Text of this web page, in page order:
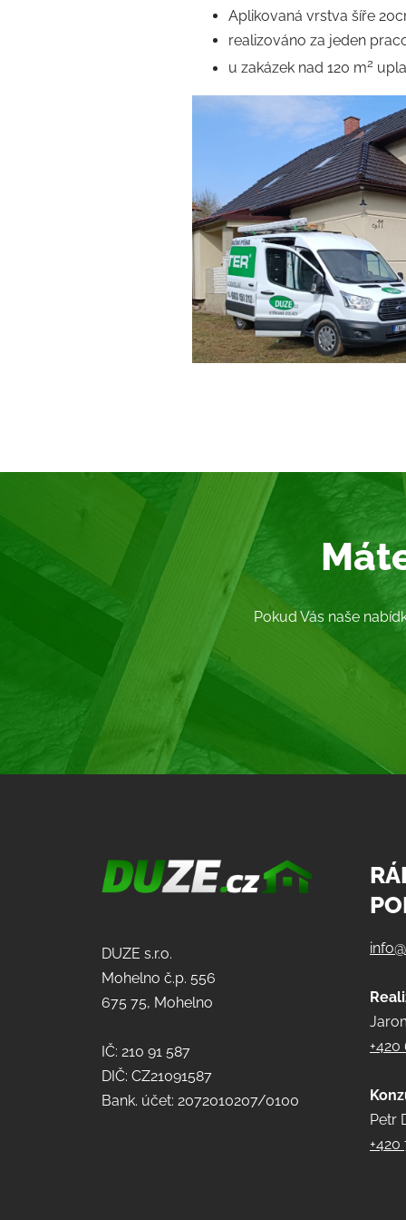
Aplikovaná vrstva šíře
realizováno za jeden
u zakázek nad 120 m2
Pokud Vás naše
DUZE s.r.o.
Mohelno č.p. 556
675 75, Mohelno
IČ: 210 91 587
DIČ: CZ21091587
Bank. účet: 2072010207/0100
+420
Petr
+420